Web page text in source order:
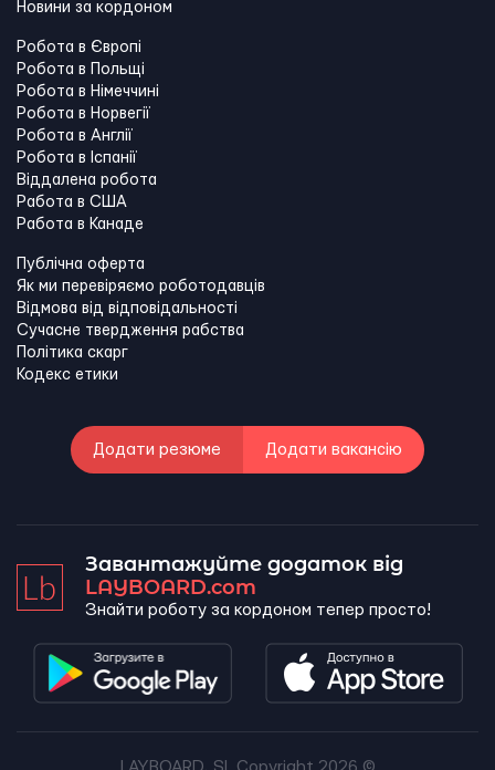
Новини за кордоном
Робота в Європі
Робота в Польщі
Робота в Німеччині
Робота в Норвегії
Робота в Англії
Робота в Іспанії
Віддалена робота
Работа в США
Работа в Канадe
Публічна оферта
Як ми перевіряємо роботодавців
Відмова від відповідальності
Сучасне твердження рабства
Політика скарг
Кодекс етики
Додати резюме Додати вакансію
Завантажуйте додаток від
LAYBOARD.com
Знайти роботу за кордоном тепер просто!